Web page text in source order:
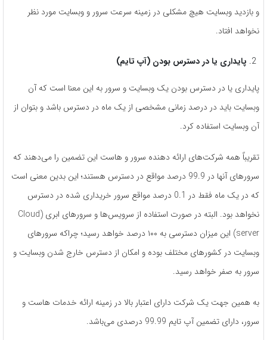
و بازدید وبسایت هیچ مشکلی در زمینه سرعت سرور و وبسایت مورد نظر
نخواهد افتاد.
پایداری یا در دسترس بودن (آپ تایم)
پایداری یا در دسترس بودن یک وبسایت و سرور به این معنا است که آن
وبسایت باید در درصد زمانی مشخصی از یک ماه در دسترس باشد و بتوان از
آن وبسایت استفاده کرد.
تقریباً همه شرکت‌های ارائه دهنده سرور و هاست این تضمین را می‌دهند که
سرورهای آنها در 99.9 درصد مواقع در دسترس هستند؛ این بدین معنی است
که در یک ماه فقط در 0.1 درصد مواقع سرور خریداری شده در دسترس
نخواهد بود. البته در صورت استفاده از سرویس‌ها و سرورهای ابری (Cloud
server) این میزان دسترسی به ۱۰۰ درصد خواهد رسید؛ چراکه سرورهای
وبسایت در کشورهای مختلف بوده و امکان از دسترس خارج شدن وبسایت و
سرور به صفر خواهد رسید.
به همین جهت یک شرکت دارای اعتبار بالا در زمینه ارائه خدمات هاست و
سرور، دارای تضمین آپ تایم 99.99 درصدی می‌باشد.